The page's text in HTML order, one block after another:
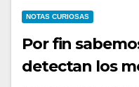
NOTAS CURIOSAS
Por fin
detectan los